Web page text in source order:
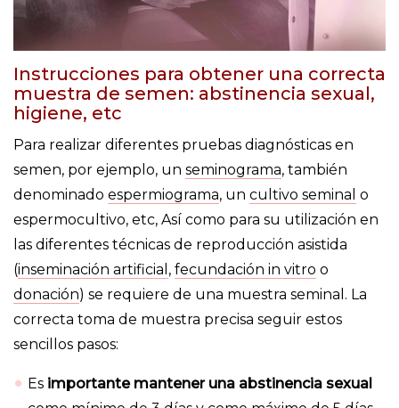
Instrucciones para obtener una correcta
muestra de semen: abstinencia sexual,
higiene, etc
Para realizar diferentes pruebas diagnósticas en
semen, por ejemplo, un seminograma, también
denominado espermiograma, un cultivo seminal o
espermocultivo, etc, Así como para su utilización en
las diferentes técnicas de reproducción asistida
(inseminación artificial , fecundación in vitro o
donación) se requiere de una muestra seminal. La
correcta toma de muestra precisa seguir estos
sencillos pasos:
Es importante mantener una abstinencia sexual